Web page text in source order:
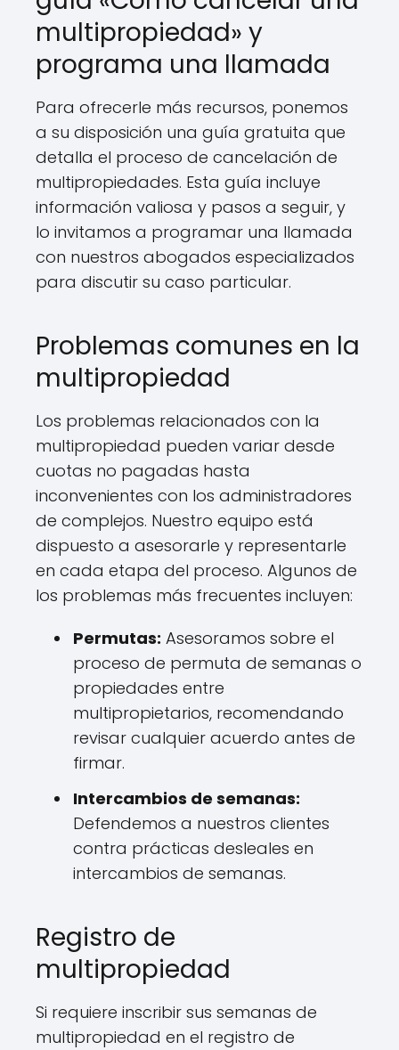
multipropiedad» y
programa una llamada
Para ofrecerle más recursos, ponemos
a su disposición una guía gratuita que
detalla el proceso de cancelación de
multipropiedades. Esta guía incluye
información valiosa y pasos a seguir, y
lo invitamos a programar una llamada
con nuestros abogados especializados
para discutir su caso particular.
Problemas comunes en la
multipropiedad
Los problemas relacionados con la
multipropiedad pueden variar desde
cuotas no pagadas hasta
inconvenientes con los administradores
de complejos. Nuestro equipo está
dispuesto a asesorarle y representarle
en cada etapa del proceso. Algunos de
los problemas más frecuentes incluyen:
Permutas: Asesoramos sobre el
proceso de permuta de semanas o
propiedades entre
multipropietarios, recomendando
revisar cualquier acuerdo antes de
firmar.
Intercambios de semanas:
Defendemos a nuestros clientes
contra prácticas desleales en
intercambios de semanas.
Registro de
multipropiedad
Si requiere inscribir sus semanas de
multipropiedad en el registro de